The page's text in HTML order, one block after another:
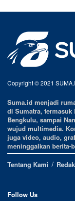
Copyright © 2021
Suma.id menjadi
di Sumatra,
Bengkulu, sampai
wujud multimedia.
juga video, audio,
meninggalkan berita-
Tentang Kami
Follow Us